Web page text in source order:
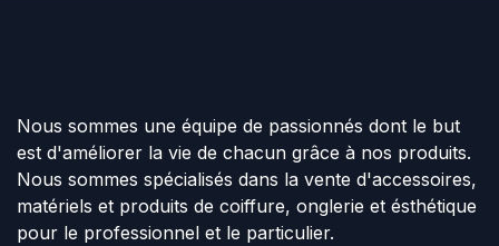
Nous sommes une équipe de passionnés dont le but
est d'améliorer la vie de chacun grâce à nos produits.
Nous sommes spécialisés dans la vente d'accessoires,
matériels et produits de coiffure, onglerie et ésthétique
pour le professionnel et le particulier.